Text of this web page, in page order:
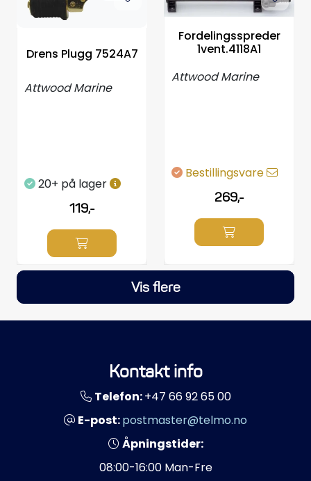
Drens Plugg 7524A7
Attwood Marine
20+ på lager
119,-
Fordelingsspreder
1vent.4118A1
Attwood Marine
Bestillingsvare
269,-
Vis flere
Kontakt info
Telefon:+47 66 92 65 00
E-post:postmaster@telmo.no
Åpningstider:
08:00-16:00 Man-Fre